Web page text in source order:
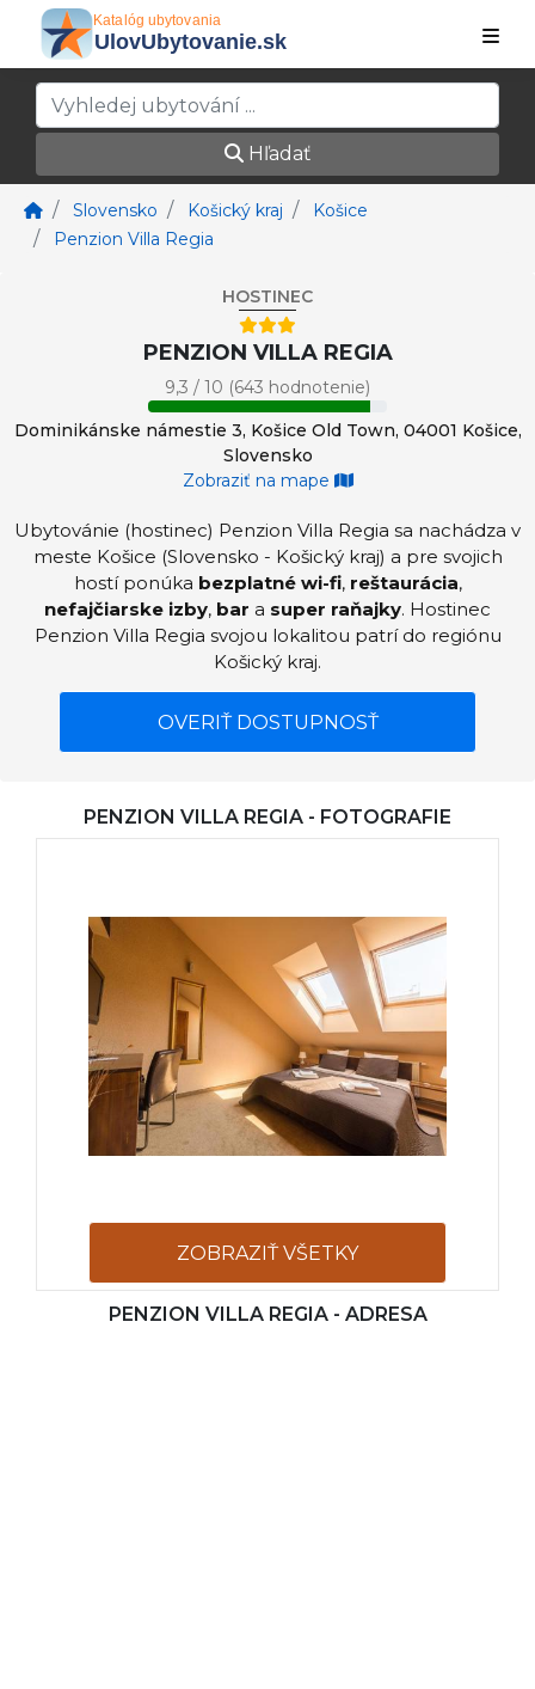
Hľadať
Slovensko Košický kraj
Košice
Penzion Villa Regia
HOSTINEC
PENZION VILLA REGIA
9,3 / 10 (643 hodnotenie)
Dominikánske námestie 3, Košice Old Town, 04001 Košice,
Slovensko
Zobraziť na mape
Ubytovánie (hostinec) Penzion Villa Regia sa nachádza v
meste Košice (Slovensko - Košický kraj) a pre svojich
hostí ponúka bezplatné wi-fi, reštaurácia,
nefajčiarske izby, bar a super raňajky. Hostinec
Penzion Villa Regia svojou lokalitou patrí do regiónu
Košický kraj.
OVERIŤ DOSTUPNOSŤ
PENZION VILLA REGIA - FOTOGRAFIE
ZOBRAZIŤ VŠETKY
FOTOGRAFIE
PENZION VILLA REGIA - ADRESA